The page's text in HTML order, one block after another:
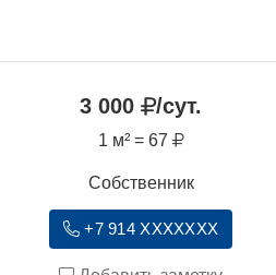
3 000 /сут.
1 м² = 67
Собственник
+7 914 XXXXXXX